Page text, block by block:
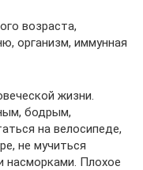
возраста,
организм, иммунная
жизни.
бодрым,
на велосипеде,
не мучиться
насморками. Плохое